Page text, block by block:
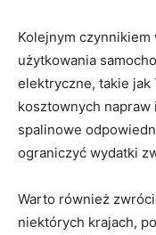
Kolejnym czynnikiem
użytkowania
elektryczne, takie jak
kosztownych
spalinowe‍
ograniczyć wydatki
Warto również
niektórych ⁣krajach,